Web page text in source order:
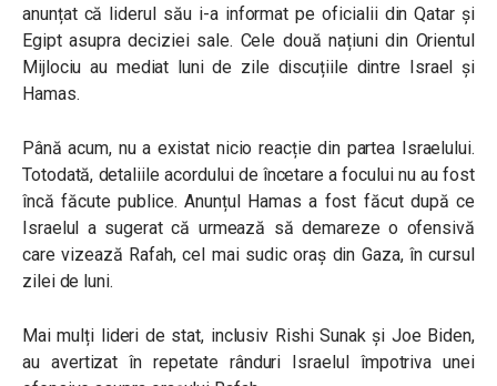
anunțat că liderul său i-a informat pe oficialii din Qatar și
Egipt asupra deciziei sale. Cele două națiuni din Orientul
Mijlociu au mediat luni de zile discuțiile dintre Israel și
Hamas.
Până acum, nu a existat nicio reacție din partea Israelului.
Totodată, detaliile acordului de încetare a focului nu au fost
încă făcute publice. Anunțul Hamas a fost făcut după ce
Israelul a sugerat că urmează să demareze o ofensivă
care vizează Rafah, cel mai sudic oraș din Gaza, în cursul
zilei de luni.
Mai mulți lideri de stat, inclusiv Rishi Sunak și Joe Biden,
au avertizat în repetate rânduri Israelul împotriva unei